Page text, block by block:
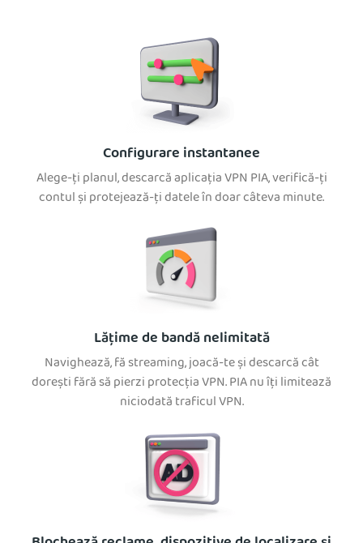
Configurare instantanee
Alege-ți planul, descarcă aplicația VPN PIA, verifică-ți
contul și protejează-ți datele în doar câteva minute.
Lățime de bandă nelimitată
Navighează, fă streaming, joacă-te și descarcă cât
dorești fără să pierzi protecția VPN. PIA nu îți limitează
niciodată traficul VPN.